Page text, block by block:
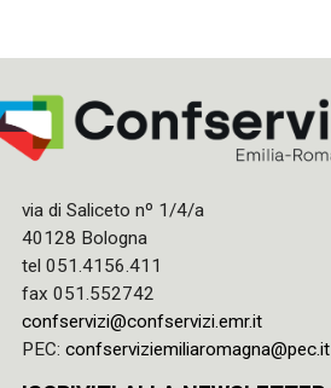
via di Saliceto nº 1/4/a
40128 Bologna
tel 051.4156.411
fax 051.552742
confservizi@confservizi.emr.it
PEC: confserviziemiliaromagna@pec.it